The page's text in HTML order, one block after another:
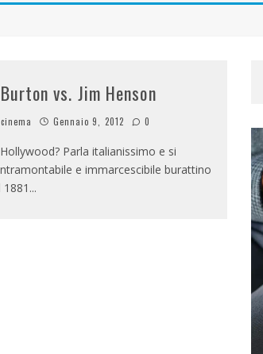
vs. Jim Henson
cinema Gennaio 9, 2012 0
Parla italianissimo e si
e immarcescibile burattino
...